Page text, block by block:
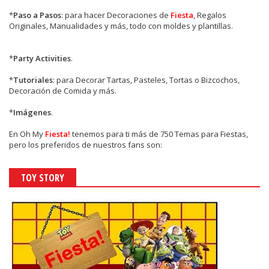
*Paso a Pasos: para hacer Decoraciones de Fiesta, Regalos
Originales, Manualidades y más, todo con moldes y plantillas.
*Party Activities.
*Tutoriales: para Decorar Tartas, Pasteles, Tortas o Bizcochos,
Decoración de Comida y más.
*Imágenes.
En Oh My Fiesta! tenemos para ti más de 750 Temas para Fiestas,
pero los preferidos de nuestros fans son:
TOY STORY